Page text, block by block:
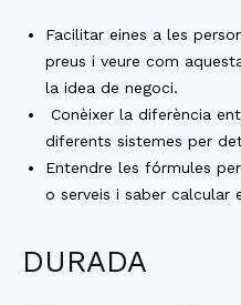
Facilitar eines a les
preus i veure com
la idea de negoci.
Conèixer la diferència
diferents sistemes per
Entendre les fórmules
o serveis i saber calcular
DURADA